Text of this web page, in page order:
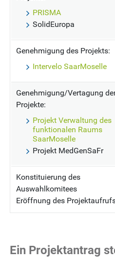
PRISMA
SolidEuropa
Genehmigung des Projekts:
Intervelo SaarMoselle
Genehmigung/Vertagung
Projekte:
Projekt Verwaltung des
funktionalen Raums
SaarMoselle
Projekt MedGenSaFr
Konstituierung des
Auswahlkomitees
Eröffnung des
Ein Projektantrag